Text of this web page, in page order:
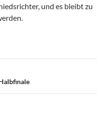
und es bleibt zu